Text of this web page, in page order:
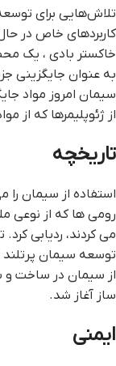
تلاش‌هایی برای
کاربردهای خاص در
خاکستر بادی ، یک
به عنوان جایگزینی
سیمان امروز مواد
از ژئوپلیمرها که از
تاریخچه
استفاده از سیمان
رومی ها که از نوعی
می کردند، ردیابی
توسعه سیمان
از سیمان در ساخت
ساز آغاز شد.
ایمنی